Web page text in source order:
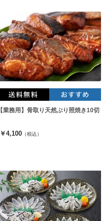
【業務用】骨取り天然ぶり照焼き10切
￥4,100 （税込）